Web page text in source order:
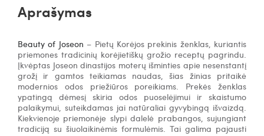
Aprašymas
Beauty of Joseon – Pietų Korėjos prekinis ženklas, kuriantis
priemones tradicinių korėjietiškų grožio receptų pagrindu.
Įkvėptas Joseon dinastijos moterų išminties apie nesenstantį
grožį ir gamtos teikiamas naudas, šias žinias pritaikė
modernios odos priežiūros poreikiams. Prekės ženklas
ypatingą dėmesį skiria odos puoselėjimui ir skaistumo
palaikymui, suteikdamas jai natūraliai gyvybingą išvaizdą.
Kiekvienoje priemonėje slypi dalelė prabangos, sujungiant
tradiciją su šiuolaikinėmis formulėmis. Tai galima pajausti